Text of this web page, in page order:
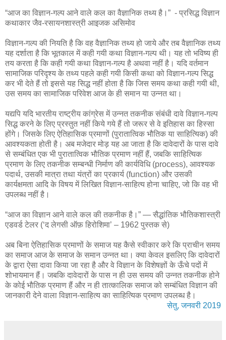
“आज का विज्ञान-गल्प आने वाले कल का वैज्ञानिक तथ्य है।” - प्रसिद्ध विज्ञान
कथाकार जैव-रसायनशास्त्री आइजक असिमोव
विज्ञान-गल्प की नियति है कि वह वैज्ञानिक तथ्य हो जाये और तब वैज्ञानिक तथ्य
यह दर्शाता है कि भूतकाल में कही गयी कथा विज्ञान-गल्प थी। यह तो भविष्य ही
तय करता है कि कही गयी कथा विज्ञान-गल्प है अथवा नहीं है। यदि वर्तमान
सामाजिक परिदृश्य के तथ्य पहले कही गयी किसी कथा को विज्ञान-गल्प सिद्ध
कर भी देते हैं तो इससे यह सिद्ध नहीं होता है कि जिस समय कथा कही गयी थी,
उस समय का सामाजिक परिवेश आज के ही समान या उन्नत था।
यद्यपि यदि भारतीय राष्ट्रीय कांग्रेस में उन्नत तकनीक संबंधी दावे विज्ञान-गल्प
सिद्ध करने के लिए प्रस्तुत नहीं किये गये हैं तो जरूर से वे इतिहास का हिस्सा
होंगे। जिसके लिए ऐतिहासिक प्रमाणों (पुरातात्विक भौतिक या साहित्यिक) की
आवश्यकता होती है। अब मजेदार मोड़ यह आ जाता है कि दावेदारों के पास दावे
से सम्बंधित एक भी पुरातात्विक भौतिक प्रमाण नहीं हैं, जबकि साहित्यिक
प्रमाण के लिए तकनीक सम्बन्धी निर्माण की कार्यविधि (process), आवश्यक
पदार्थ, उसकी मात्रा तथा यंत्रों का प्रकार्य (function) और उसकी
कार्यक्षमता आदि के विषय में लिखित विज्ञान-साहित्य होना चाहिए, जो कि वह भी
उपलब्ध नहीं है।
“आज का विज्ञान आने वाले कल की तकनीक है।” ― सैद्धांतिक भौतिकशास्त्री
एडवर्ड टेलर (‘द लेगसी ऑफ़ हिरोशिमा’ – 1962 पुस्तक से)
अब बिना ऐतिहासिक प्रमाणों के समाज यह कैसे स्वीकार करे कि प्राचीन समय
का समाज आज के समाज के समान उन्नत था। क्या केवल इसलिए कि दावेदारों
के द्वारा ऐसा दावा किया जा रहा है और वे विज्ञान के विशेषज्ञों के ऊँचे पदों में
शोभायमान हैं। जबकि दावेदारों के पास न ही उस समय की उन्नत तकनीक होने
के कोई भौतिक प्रमाण हैं और न ही तात्कालिक समाज को सम्बंधित विज्ञान की
जानकारी देने वाला विज्ञान-साहित्य का साहित्यिक प्रमाण उपलब्ध है।
सेतु, जनवरी 2019